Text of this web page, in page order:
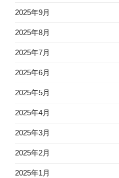
2025年9月
2025年8月
2025年7月
2025年6月
2025年5月
2025年4月
2025年3月
2025年2月
2025年1月